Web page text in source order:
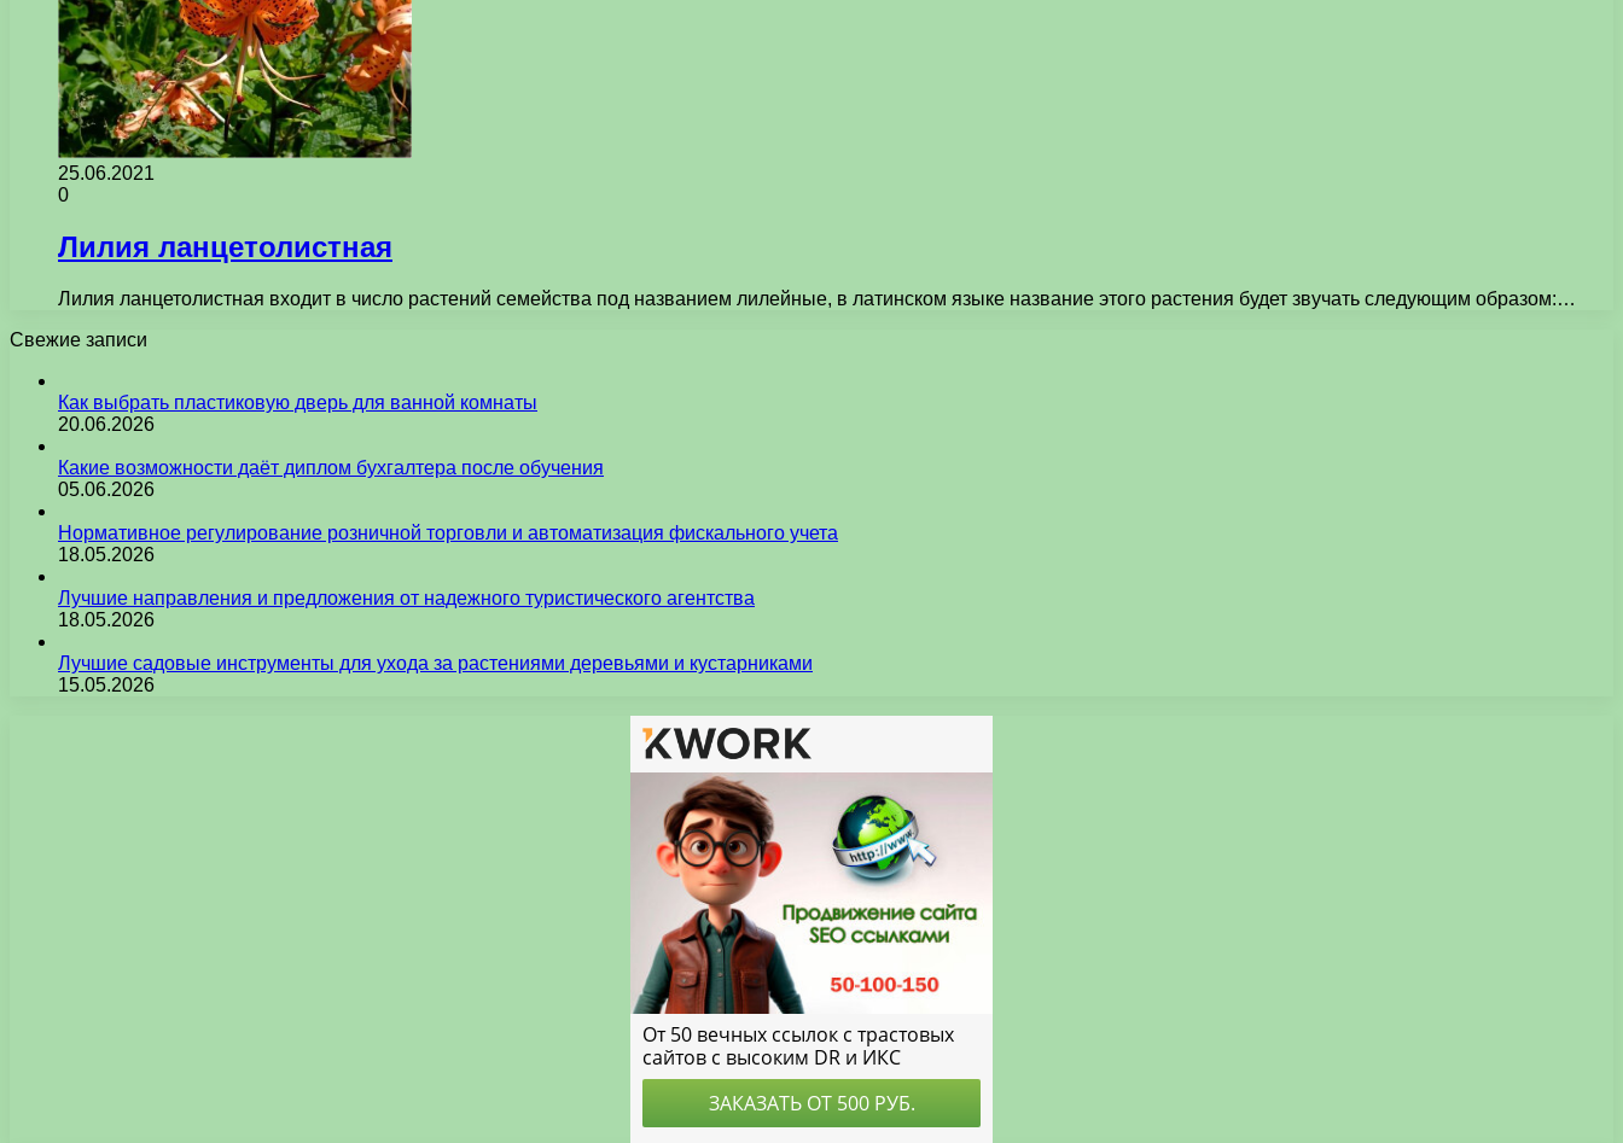
25.06.2021
0
Лилия ланцетолистная
Лилия ланцетолистная входит в число растений семейства под названием лилейные, в латинском языке название этого растения будет звучать следующим образом:…
Свежие записи
Как выбрать пластиковую дверь для ванной комнаты
20.06.2026
Какие возможности даёт диплом бухгалтера после обучения
05.06.2026
Нормативное регулирование розничной торговли и автоматизация фискального учета
18.05.2026
Лучшие направления и предложения от надежного туристического агентства
18.05.2026
Лучшие садовые инструменты для ухода за растениями деревьями и кустарниками
15.05.2026